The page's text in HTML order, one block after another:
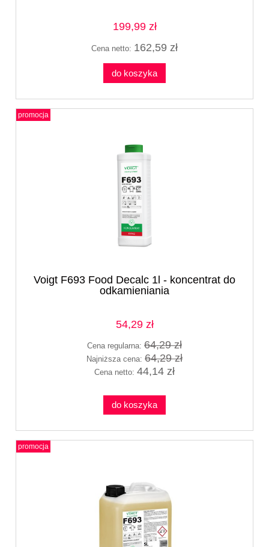
199,99 zł
Cena netto: 162,59 zł
do koszyka
Voigt F693 Food Decalc 1l - koncentrat do
odkamieniania
54,29 zł
Cena regularna: 64,29 zł
Najniższa cena: 64,29 zł
Cena netto: 44,14 zł
do koszyka
promocja
promocja